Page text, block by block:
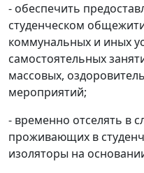
- обеспечить
студенческом
коммунальных и иных
самостоятельных
массовых,
мероприятий;
- временно отселять в
проживающих в
изоляторы на